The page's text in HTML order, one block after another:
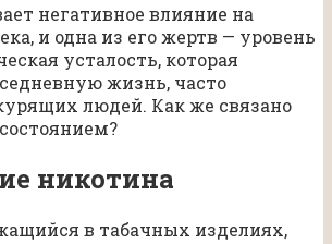
негативное влияние на
и одна из его жертв — уровень
усталость, которая
жизнь, часто
людей. Как же связано
никотина
в табачных изделиях,